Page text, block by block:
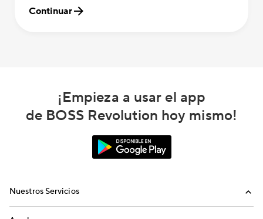
Continuar
¡Empieza a usar el app
de BOSS Revolution hoy mismo!
Nuestros Servicios